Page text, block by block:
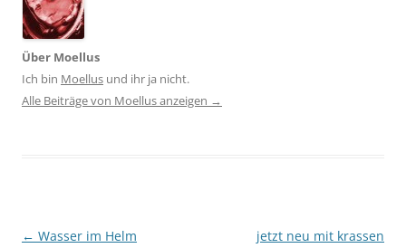
Über Moellus
Ich bin Moellus und ihr ja nicht.
Alle Beiträge von Moellus anzeigen →
Beitragsnavigation
← Wasser im Helm
jetzt neu mit krassen